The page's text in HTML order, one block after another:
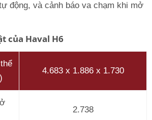
động, và cảnh báo va chạm khi mở
của Haval H6
4.683 x 1.886 x 1.730
2.738